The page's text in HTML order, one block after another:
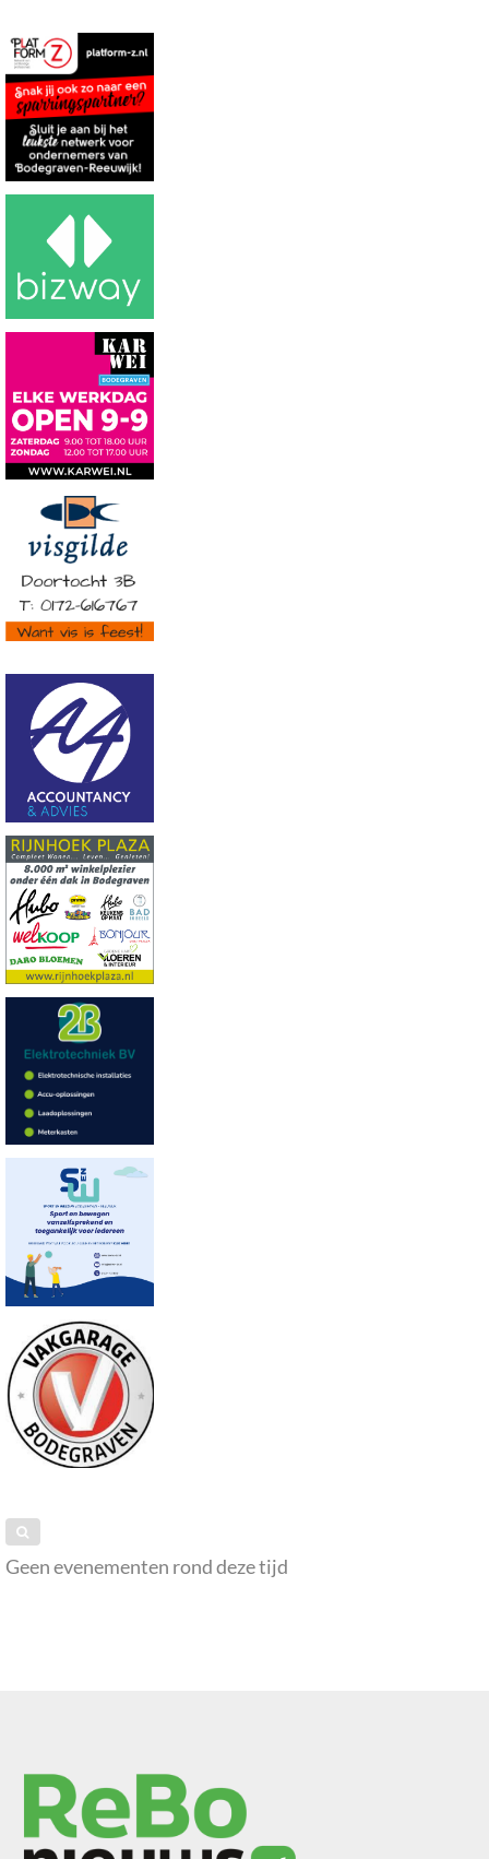
Geen evenementen rond deze tijd